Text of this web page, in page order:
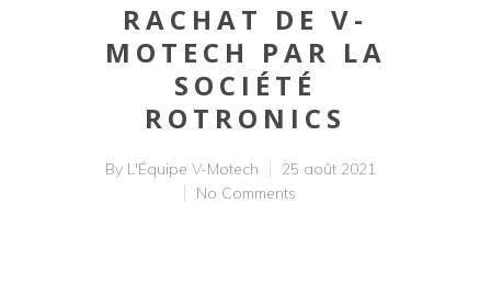
RACHAT DE V-
MOTECH PAR LA
SOCIÉTÉ
ROTRONICS
By L'Équipe V-Motech
25 août 2021
No Comments